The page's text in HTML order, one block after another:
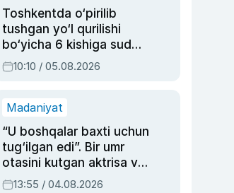
Toshkentda o‘pirilib
tushgan yo‘l qurilishi
bo‘yicha 6 kishiga sud
hukmi o‘qildi
10:10 / 05.08.2026
Madaniyat
“U boshqalar baxti uchun
tug‘ilgan edi”. Bir umr
otasini kutgan aktrisa va
dublyaj ustasi Rimma
13:55 / 04.08.2026